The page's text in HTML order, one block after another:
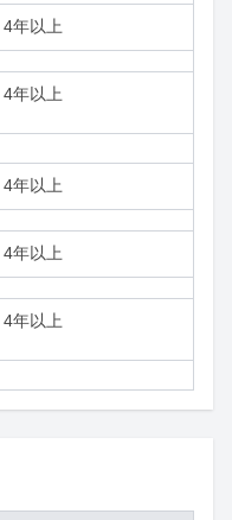
4年以上
4年以上
4年以上
4年以上
4年以上